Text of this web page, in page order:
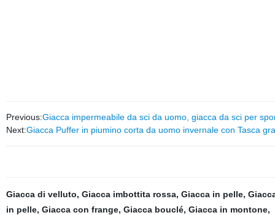
Previous:Giacca impermeabile da sci da uomo, giacca da sci per
Next:Giacca Puffer in piumino corta da uomo invernale con Tasca
Giacca di velluto, Giacca imbottita rossa, Giacca in pelle,
in pelle, Giacca con frange, Giacca bouclé, Giacca in montone,